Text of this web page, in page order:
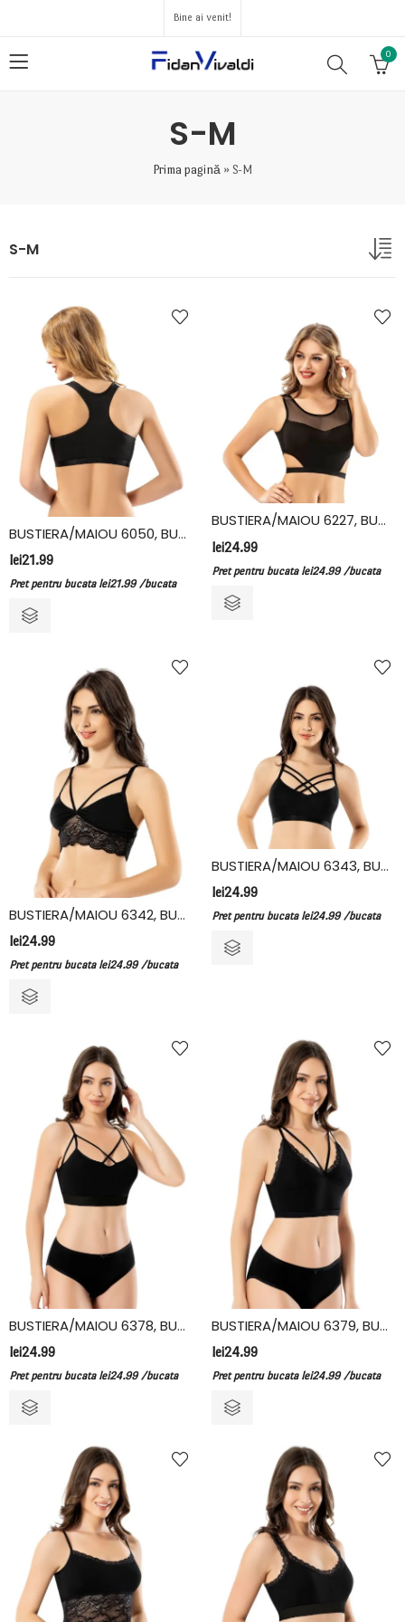
Bine ai venit!
0
S-M
Prima pagină» S-M
S-M
BUSTIERA/MAIOU 6050, BUMBAC/ELASTAN, KOTA
lei21.99
Pret pentru bucata lei21.99 /bucata
BUSTIERA/MAIOU 6227, BUMBAC/ELASTAN, KOTA
lei24.99
Pret pentru bucata lei24.99 /bucata
BUSTIERA/MAIOU 6342, BUMBAC/ELASTAN, KOTA
lei24.99
Pret pentru bucata lei24.99 /bucata
BUSTIERA/MAIOU 6343, BUMBAC/ELASTAN, KOTA
lei24.99
Pret pentru bucata lei24.99 /bucata
BUSTIERA/MAIOU 6378, BUMBAC/ELASTAN, KOTA
lei24.99
Pret pentru bucata lei24.99 /bucata
BUSTIERA/MAIOU 6379, BUMBAC/ELASTAN, KOTA
lei24.99
Pret pentru bucata lei24.99 /bucata